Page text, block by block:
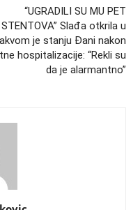
“UGRADILI SU MU PET
STENTOVA” Slađa otkrila u
je stanju Đani nakon
hospitalizacije: “Rekli su
da je alarmantno”